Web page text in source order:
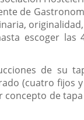
de
escoger las
de su
(cuatro fijos
de